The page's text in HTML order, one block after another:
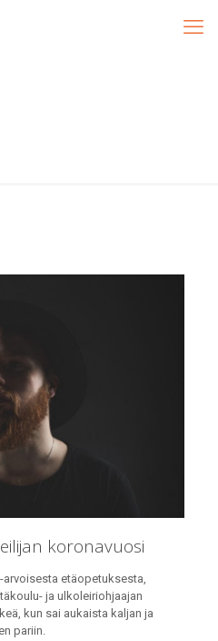
koronavuosi
etäopetuksesta,
ja ulkoleiriohjaajan
kun sai aukaista kaljan ja
pariin.